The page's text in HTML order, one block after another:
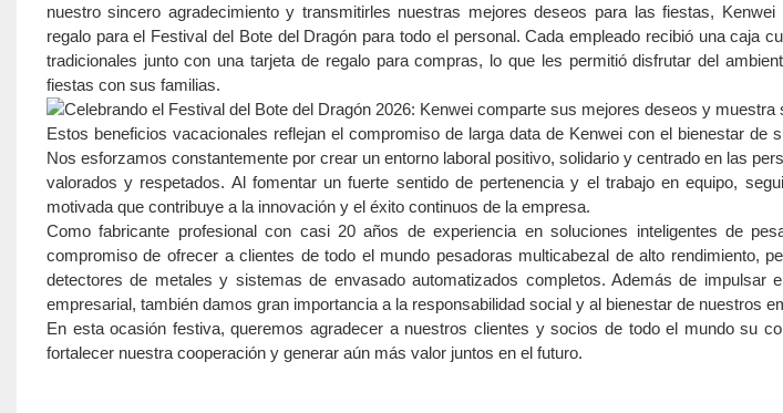
nuestro sincero agradecimiento y transmitirles nuestras mejores deseos para las fiestas,
regalo para el Festival del Bote del Dragón para todo el personal. Cada empleado recibió una caja
tradicionales junto con una tarjeta de regalo para compras, lo que les permitió disfrutar del
fiestas con sus familias.
Estos beneficios vacacionales reflejan el compromiso de larga data de Kenwei con el bienestar de
Nos esforzamos constantemente por crear un entorno laboral positivo, solidario y centrado en las
valorados y respetados. Al fomentar un fuerte sentido de pertenencia y el trabajo en equipo,
motivada que contribuye a la innovación y el éxito continuos de la empresa.
Como fabricante profesional con casi 20 años de experiencia en soluciones inteligentes de
compromiso de ofrecer a clientes de todo el mundo pesadoras multicabezal de alto rendimiento,
detectores de metales y sistemas de envasado automatizados completos. Además de impulsar
empresarial, también damos gran importancia a la responsabilidad social y al bienestar de nuestros
En esta ocasión festiva, queremos agradecer a nuestros clientes y socios de todo el mundo su
fortalecer nuestra cooperación y generar aún más valor juntos en el futuro.